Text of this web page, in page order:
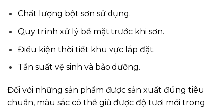
Chất lượng bột sơn sử dụng.
Quy trình xử lý bề mặt trước khi sơn.
Điều kiện thời tiết khu vực lắp đặt.
Tần suất vệ sinh và bảo dưỡng.
Đối với những sản phẩm được sản xuất đúng tiêu
chuẩn, màu sắc có thể giữ được độ tươi mới trong